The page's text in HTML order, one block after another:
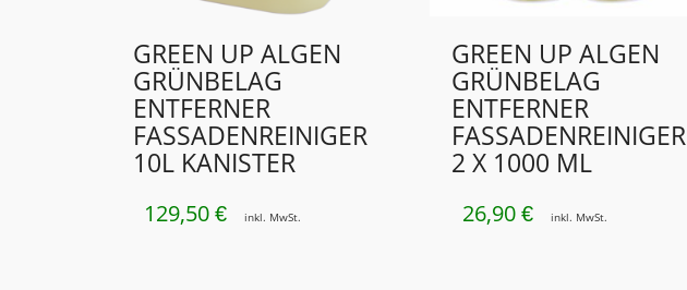
GREEN UP ALGEN
GRÜNBELAG
ENTFERNER
FASSADENREINIGER
10L KANISTER
129,50 € inkl. MwSt.
GREEN UP ALGEN
GRÜNBELAG
ENTFERNER
FASSADENREINIGER
2 X 1000 ML
26,90€ inkl. MwSt.